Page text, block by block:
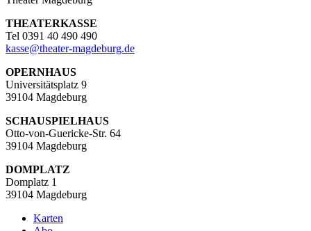
THEATERKASSE
Tel 0391 40 490 490
kasse@theater-magdeburg.de
OPERNHAUS
Universitätsplatz 9
39104 Magdeburg
SCHAUSPIELHAUS
Otto-von-Guericke-Str. 64
39104 Magdeburg
DOMPLATZ
Domplatz 1
39104 Magdeburg
Karten